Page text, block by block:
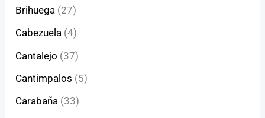
Brihuega (27)
Cabezuela (4)
Cantalejo (37)
Cantimpalos (5)
Carabaña (33)